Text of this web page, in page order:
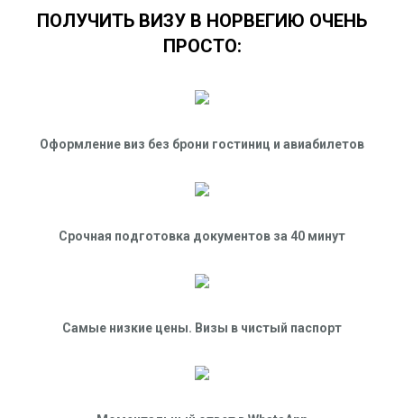
ОСТАВИТЬ ЗАЯВКУ
Оригиналы заграничных
паспортов (новый и старые)
Копию первой страницы
при этом Вы на месте в Визовом центре
оплачиваете КОНСУЛЬСКИЙ и СЕРВИСНЫЙ
ОСТАВИТЬ ЗАЯВКУ
ПОЛУЧИТЬ ВИЗУ В НОРВЕГИЮ ОЧЕНЬ
ПРОСТО:
Оформление виз без брони гостиниц и авиабилетов
Срочная подготовка документов за 40 минут
Самые низкие цены. Визы в чистый паспорт